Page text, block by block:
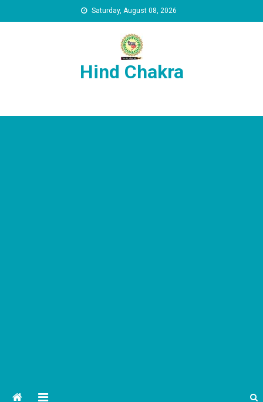
Saturday, August 08, 2026
Hind Chakra